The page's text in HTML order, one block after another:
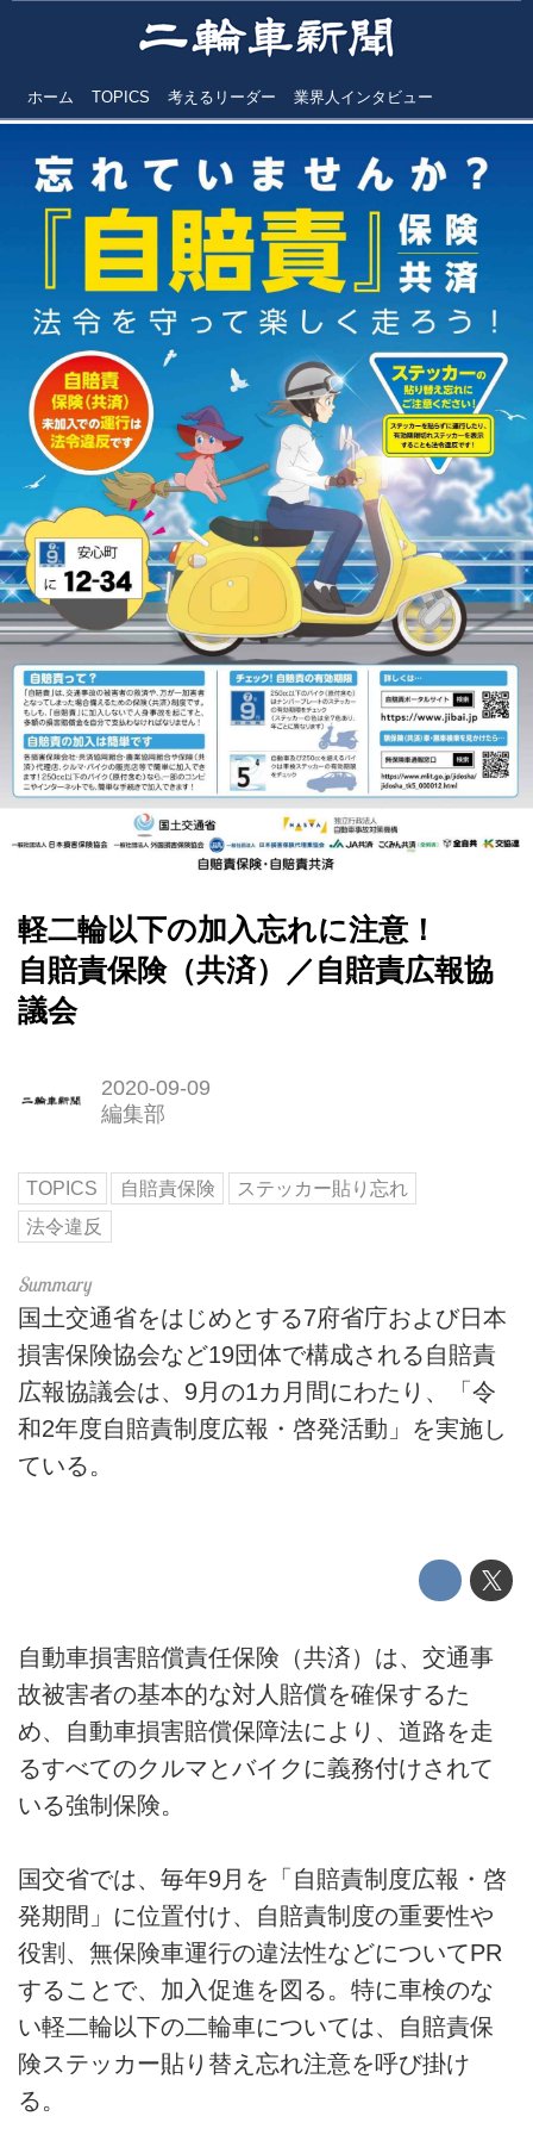
ホーム TOPICS 考えるリーダー 業界人インタビュー
軽二輪以下の加入忘れに注意！
自賠責保険（共済）／自賠責広報協
議会
2020-09-09
編集部
TOPICS 自賠責保険
ステッカー貼り忘れ
法令違反
国土交通省をはじめとする7府省庁および日本
損害保険協会など19団体で構成される自賠責
広報協議会は、9月の1カ月間にわたり、「令
和2年度自賠責制度広報・啓発活動」を実施し
ている。
自動車損害賠償責任保険（共済）は、交通事
故被害者の基本的な対人賠償を確保するた
め、自動車損害賠償保障法により、道路を走
るすべてのクルマとバイクに義務付けされて
いる強制保険。
国交省では、毎年9月を「自賠責制度広報・啓
発期間」に位置付け、自賠責制度の重要性や
役割、無保険車運行の違法性などについてPR
することで、加入促進を図る。特に車検のな
い軽二輪以下の二輪車については、自賠責保
険ステッカー貼り替え忘れ注意を呼び掛け
る。